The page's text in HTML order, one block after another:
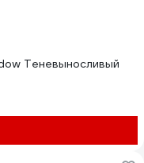
Теневыносливый